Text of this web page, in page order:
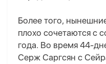
Более того,
плохо сочетаются с
года. Во время 44-
Серж Саргсян с